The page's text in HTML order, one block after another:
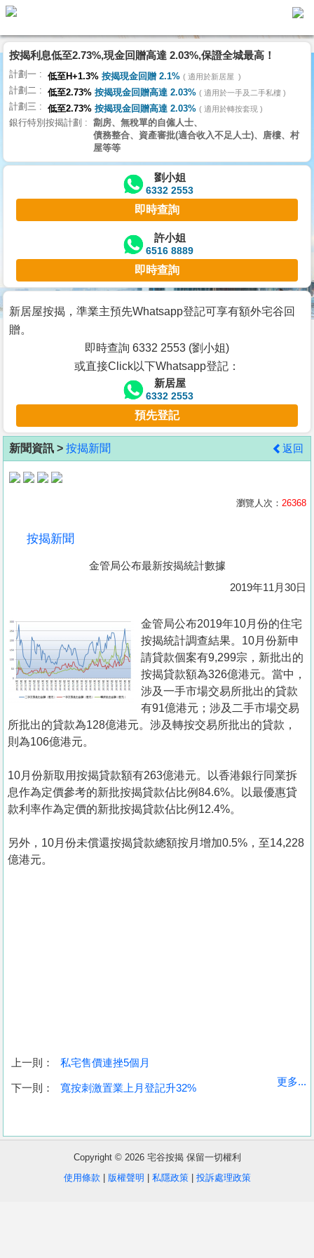
代
理
主
頁
搵
樓/
交
業
主
宅
谷
按
客
地
產
置
業
手
冊
關
於
們
收
盤
按揭利息低至2.73%,現金回贈高達 2.03%,保證全城最高！
計劃一 低至H+1.3% 按揭現金回贈 2.1% 適用於新居屋
計劃二 低至2.73% 按揭現金回贈高達 2.03% 適用於一手及二手私樓
計劃三 低至2.73% 按揭現金回贈高達 2.03% 適用於轉按套現
銀行特別按揭計劃
劏房、無稅單的自僱人士、
債務整合、資產審批(適合收入不足人士)、唐樓、村
屋等等
劉小姐
6332 2553
即時查詢
許小姐
6516 8889
即時查詢
新居屋按揭，準業主預先Whatsapp登記可享有額外宅谷回
贈。
即時查詢 6332 2553 (劉小姐)
或直接Click以下Whatsapp登記：
新居屋
6332 2553
預先登記
新聞資訊 > 按揭新聞 返回
瀏覽人次： 26368
按揭新聞
金管局公布最新按揭統計數據
2019年11月30日
金管局公布2019年10月份的住宅
按揭統計調查結果。10月份新申
請貸款個案有9,299宗，新批出的
按揭貸款額為326億港元。當中，
涉及一手市場交易所批出的貸款
有91億港元；涉及二手市場交易
所批出的貸款為128億港元。涉及轉按交易所批出的貸款，
則為106億港元。
10月份新取用按揭貸款額有263億港元。以香港銀行同業拆
息作為定價參考的新批按揭貸款佔比例84.6%。以最優惠貸
款利率作為定價的新批按揭貸款佔比例12.4%。
另外，10月份未償還按揭貸款總額按月增加0.5%，至14,228
億港元。
上一則： 私宅售價連挫5個月
下一則： 寬按刺激置業上月登記升32%
更多...
Copyright © 2026 宅谷按揭 保留一切權利
使用條款
版權聲明 私隱政策| 投訴處理政策